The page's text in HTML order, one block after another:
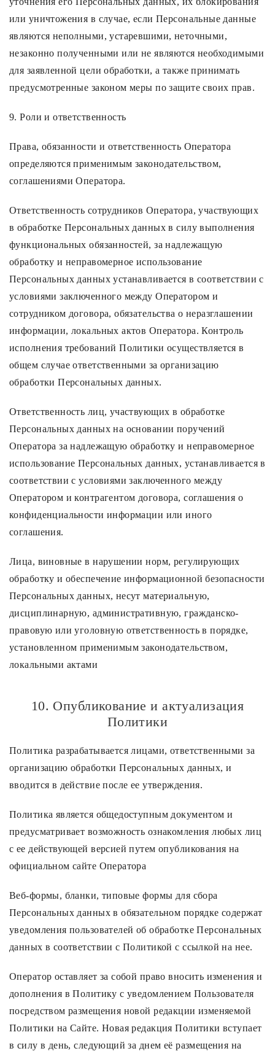
или уничтожения в случае, если Персональные данные
являются неполными, устаревшими, неточными,
незаконно полученными или не являются необходимыми
для заявленной цели обработки, а также принимать
предусмотренные законом меры по защите своих прав.
9. Роли и ответственность
Права, обязанности и ответственность Оператора
определяются применимым законодательством,
соглашениями Оператора.
Ответственность сотрудников Оператора, участвующих
в обработке Персональных данных в силу выполнения
функциональных обязанностей, за надлежащую
обработку и неправомерное использование
Персональных данных устанавливается в соответствии с
условиями заключенного между Оператором и
сотрудником договора, обязательства о неразглашении
информации, локальных актов Оператора. Контроль
исполнения требований Политики осуществляется в
общем случае ответственными за организацию
обработки Персональных данных.
Ответственность лиц, участвующих в обработке
Персональных данных на основании поручений
Оператора за надлежащую обработку и неправомерное
использование Персональных данных, устанавливается в
соответствии с условиями заключенного между
Оператором и контрагентом договора, соглашения о
конфиденциальности информации или иного
соглашения.
Лица, виновные в нарушении норм, регулирующих
обработку и обеспечение информационной безопасности
Персональных данных, несут материальную,
дисциплинарную, административную, гражданско-
правовую или уголовную ответственность в порядке,
установленном применимым законодательством,
локальными актами
10. Опубликование и актуализация
Политики
Политика разрабатывается лицами, ответственными за
организацию обработки Персональных данных, и
вводится в действие после ее утверждения.
Политика является общедоступным документом и
предусматривает возможность ознакомления любых лиц
с ее действующей версией путем опубликования на
официальном сайте Оператора
Веб-формы, бланки, типовые формы для сбора
Персональных данных в обязательном порядке содержат
уведомления пользователей об обработке Персональных
данных в соответствии с Политикой с ссылкой на нее.
Оператор оставляет за собой право вносить изменения и
дополнения в Политику с уведомлением Пользователя
посредством размещения новой редакции изменяемой
Политики на Сайте. Новая редакция Политики вступает
в силу в день, следующий за днем её размещения на